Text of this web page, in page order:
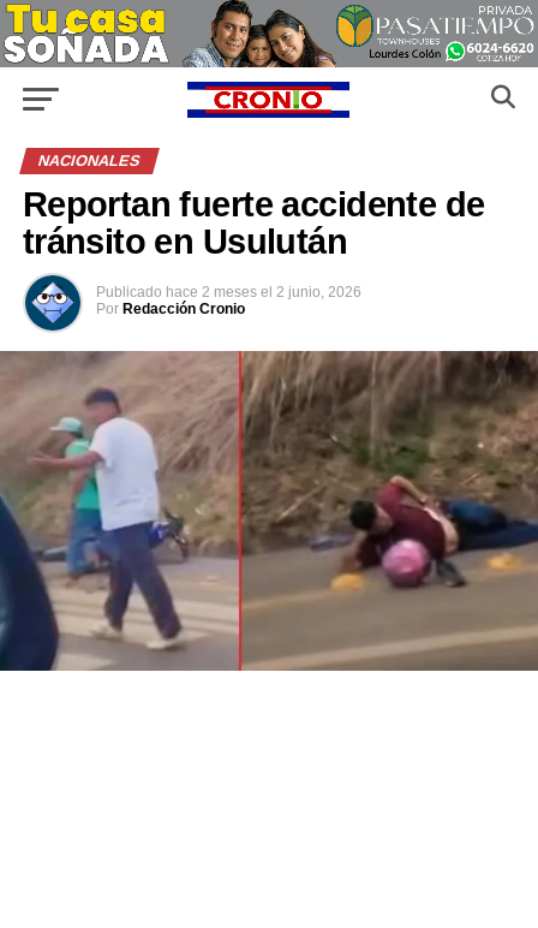
NACIONALES
Reportan fuerte accidente de
tránsito en Usulután
Publicado hace 2 meses el 2 junio, 2026
Por Redacción Cronio